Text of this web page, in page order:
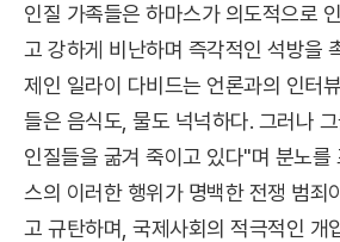
인질 가족들은 하마스가 의도적으로
고 강하게 비난하며 즉각적인 석방을
제인 일라이 다비드는 언론과의 인터
들은 음식도, 물도 넉넉하다. 그러나
인질들을 굶겨 죽이고 있다"며 분노를
스의 이러한 행위가 명백한 전쟁 범죄
고 규탄하며, 국제사회의 적극적인 개